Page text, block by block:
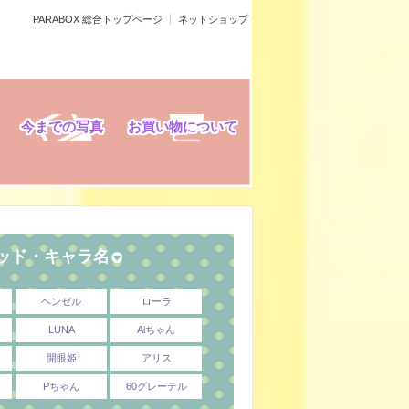
PARABOX 総合トップページ ネットショップ
お買い物について
今までの写真
ド・キャラ名
ヘンゼル ローラ
LUNA Aiちゃん
開眼姫 アリス
Pちゃん 60グレーテル